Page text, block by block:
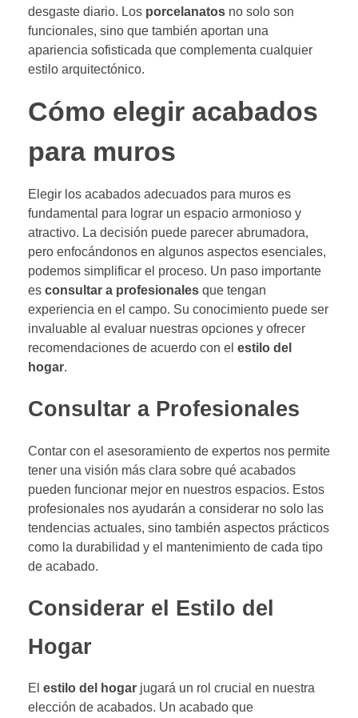
desgaste diario. Los porcelanatos no solo son
funcionales, sino que también aportan una
apariencia sofisticada que complementa cualquier
estilo arquitectónico.
Cómo elegir acabados
para muros
Elegir los acabados adecuados para muros es
fundamental para lograr un espacio armonioso y
atractivo. La decisión puede parecer abrumadora,
pero enfocándonos en algunos aspectos esenciales,
podemos simplificar el proceso. Un paso importante
es consultar a profesionales que tengan
experiencia en el campo. Su conocimiento puede ser
invaluable al evaluar nuestras opciones y ofrecer
recomendaciones de acuerdo con el estilo del
hogar.
Consultar a Profesionales
Contar con el asesoramiento de expertos nos permite
tener una visión más clara sobre qué acabados
pueden funcionar mejor en nuestros espacios. Estos
profesionales nos ayudarán a considerar no solo las
tendencias actuales, sino también aspectos prácticos
como la durabilidad y el mantenimiento de cada tipo
de acabado.
Considerar el Estilo del
Hogar
El estilo del hogar jugará un rol crucial en nuestra
elección de acabados. Un acabado que